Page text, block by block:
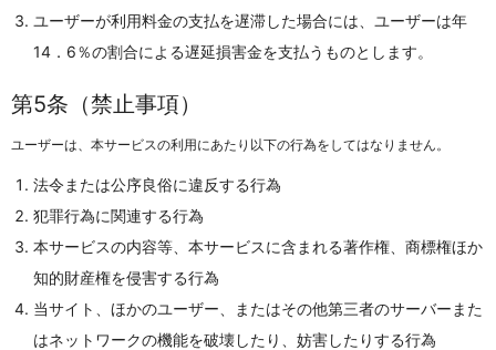
ユーザーが利用料金の支払を遅滞した場合には、ユーザーは年
14．6％の割合による遅延損害金を支払うものとします。
第5条（禁止事項）
ユーザーは、本サービスの利用にあたり以下の行為をしてはなりません。
法令または公序良俗に違反する行為
犯罪行為に関連する行為
本サービスの内容等、本サービスに含まれる著作権、商標権ほか
知的財産権を侵害する行為
当サイト、ほかのユーザー、またはその他第三者のサーバーまた
はネットワークの機能を破壊したり、妨害したりする行為